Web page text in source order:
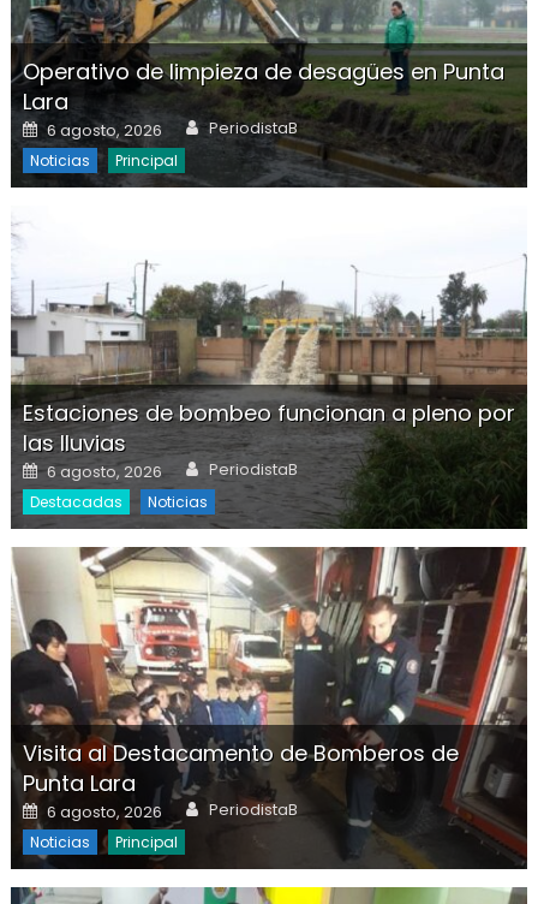
Operativo de limpieza de desagües en Punta
Lara
Posted on
6 agosto, 2026 Author
PeriodistaB
Noticias Principal
Estaciones de bombeo funcionan a pleno por
las lluvias
Posted on
6 agosto, 2026 Author
PeriodistaB
Destacadas Noticias
Visita al Destacamento de Bomberos de
Punta Lara
Posted on
6 agosto, 2026 Author
PeriodistaB
Noticias Principal